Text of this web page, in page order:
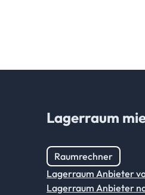
Lagerraum
Raumrechner
Lagerraum Anbieter
Lagerraum Anbieter